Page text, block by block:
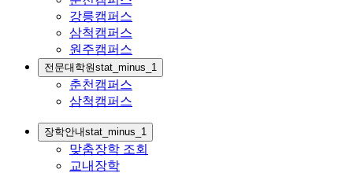
강릉캠퍼스
삼척캠퍼스
원주캠퍼스
전문대학원stat_minus_1
춘천캠퍼스
삼척캠퍼스
장학안내stat_minus_1
맞춤장학 조회
교내장학